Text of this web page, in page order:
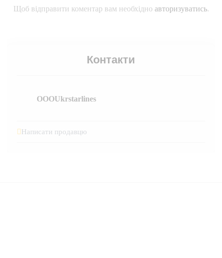
Щоб відправити коментар вам необхідно авторизуватись.
Контакти
OOOUkrstarlines
Написати продавцю